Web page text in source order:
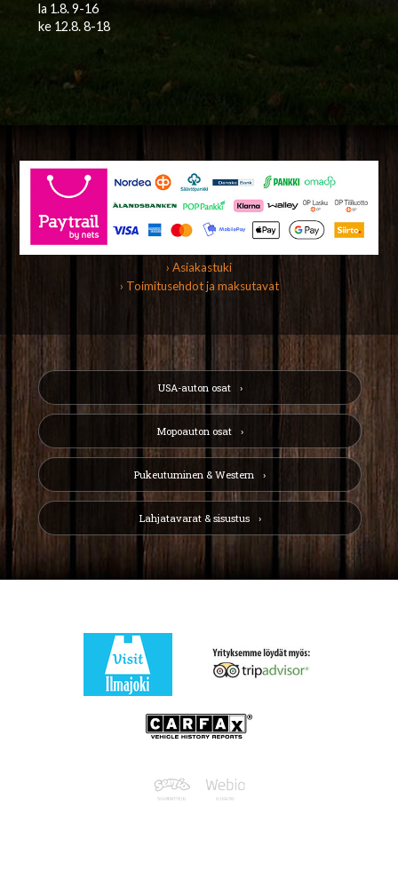
la 1.8. 9-16
ke 12.8. 8-18
› Asiakastuki
› Toimitusehdot ja maksutavat
USA-auton osat
Mopoauton osat
Pukeutuminen & Western
Lahjatavarat & sisustus